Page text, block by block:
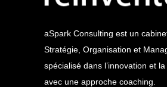
aSpark Consulting est un
Stratégie, Organisation et
spécialisé dans l’innovation et
avec une approche coaching.